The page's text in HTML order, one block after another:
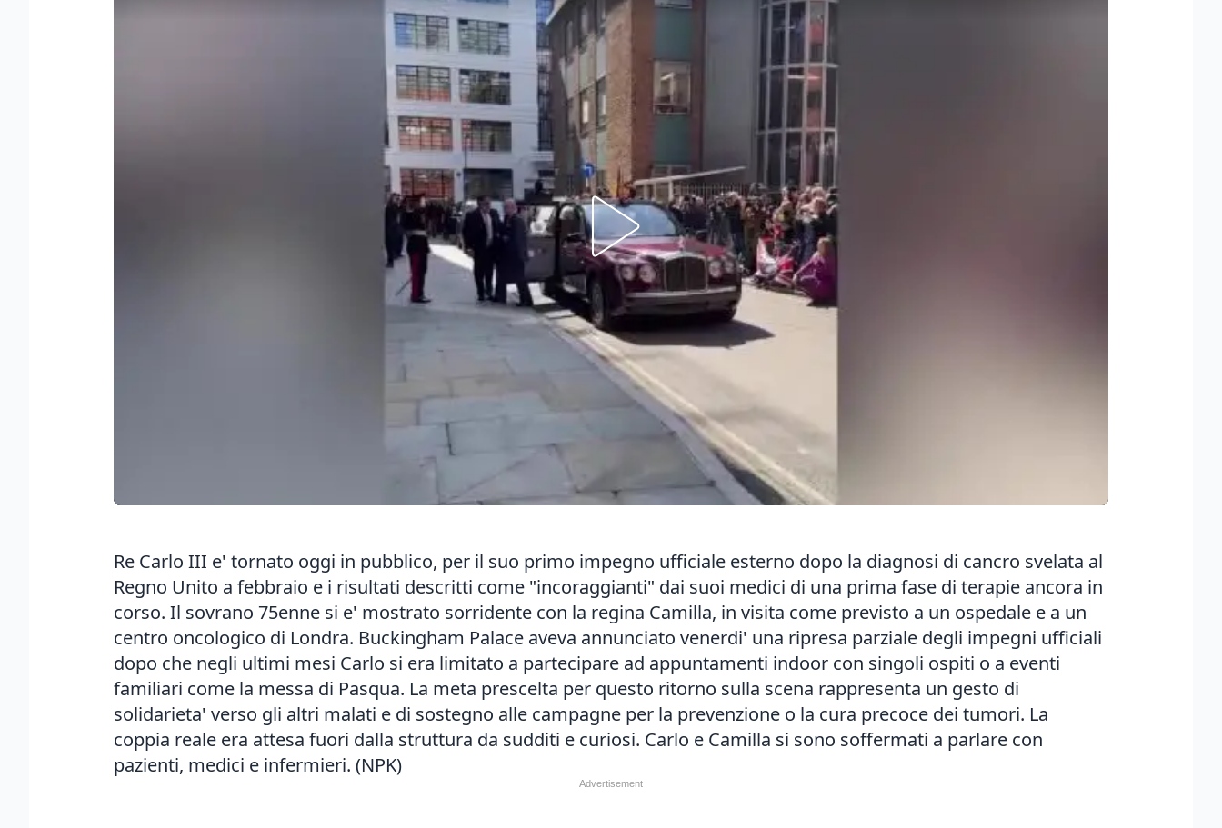
Re Carlo III e' tornato oggi in pubblico, per il suo primo impegno ufficiale esterno dopo la diagnosi di cancro svelata al
Regno Unito a febbraio e i risultati descritti come "incoraggianti" dai suoi medici di una prima fase di terapie ancora in
corso. Il sovrano 75enne si e' mostrato sorridente con la regina Camilla, in visita come previsto a un ospedale e a un
centro oncologico di Londra. Buckingham Palace aveva annunciato venerdi' una ripresa parziale degli impegni ufficiali
dopo che negli ultimi mesi Carlo si era limitato a partecipare ad appuntamenti indoor con singoli ospiti o a eventi
familiari come la messa di Pasqua. La meta prescelta per questo ritorno sulla scena rappresenta un gesto di
solidarieta' verso gli altri malati e di sostegno alle campagne per la prevenzione o la cura precoce dei tumori. La
coppia reale era attesa fuori dalla struttura da sudditi e curiosi. Carlo e Camilla si sono soffermati a parlare con
pazienti, medici e infermieri. (NPK)